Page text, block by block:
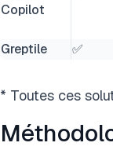
Copilot
Greptile
✅
* Toutes ces